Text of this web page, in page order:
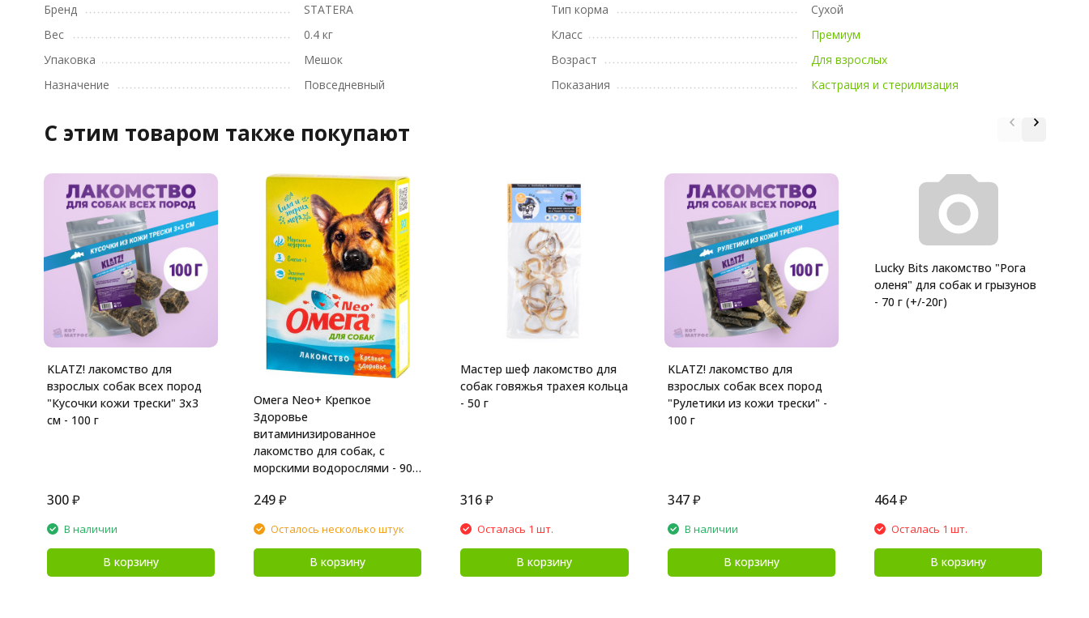
Бренд
STATERA
Вес
0.4 кг
Упаковка
Мешок
Назначение
Повседневный
Тип корма
Сухой
Класс
Премиум
Возраст
Для взрослых
Показания
Кастрация и стерилизация
C этим товаром также покупают
KLATZ! лакомство для
взрослых собак всех пород
"Кусочки кожи трески" 3х3
см - 100 г
300 ₽
В наличии
В корзину
Омега Neo+ Крепкое
Здоровье
витаминизированное
лакомство для собак, с
морскими водорослями - 90
249₽
Осталось несколько штук
В корзину
Мастер шеф лакомство для
собак говяжья трахея кольца
- 50 г
316₽
Осталась 1 шт.
В корзину
KLATZ! лакомство для
взрослых собак всех пород
"Рулетики из кожи трески" -
100 г
347₽
В наличии
В корзину
Lucky Bits лакомство "Рога
оленя" для собак и грызунов
- 70 г (+/-20г)
464₽
Осталась 1 шт.
В корзину